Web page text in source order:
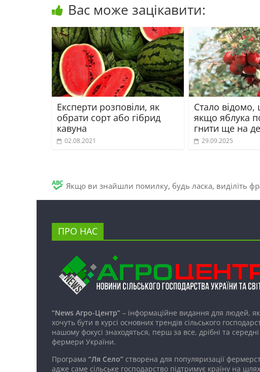
Вас може зацікавити:
Експерти розповіли, як
обрати сорт або гібрид
кавуна
02.08.2021
Стало
якщо яблука
гнити ще на
29.09.2025
Якщо ви знайшли помилку, будь ласка, виділіть
ПРО НАС
“News Агро-Центр” – інформаційне видання для людей,
хочуть бути в курсі основних трендів сільського
нашому фокусі знаходяться, перш за все, дрібні та середні
фермери України.
Програма “Ля Село” створена для популяризації
адже саме сільське господарство підтримує країну на